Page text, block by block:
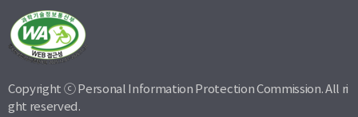
Copyright ⓒ Personal Information Protection Commission. All ri
ght reserved.